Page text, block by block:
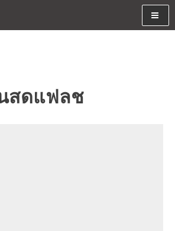
ะมีรีไฟแนนซ์ด้วย
สดแฟลช